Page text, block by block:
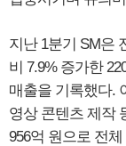
지난 1분기 SM은
비 7.9% 증가한
매출을 기록했다.
영상 콘텐츠 제작
956억 원으로 전체